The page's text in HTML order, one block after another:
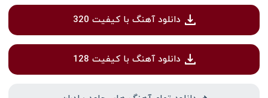
دانلود آهنگ با کیفیت 320
دانلود آهنگ با کیفیت 128